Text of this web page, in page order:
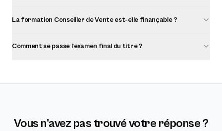
La formation Conseiller de Vente est-elle finançable ?
Comment se passe l'examen final du titre ?
Vous n'avez pas trouvé votre réponse ?